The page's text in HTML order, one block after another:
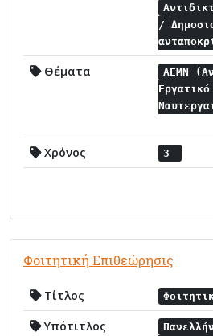
/
Θέματα
ΑΕΜΝ
Χρόνος 3
Φοιτητική Επιθεώρησις
Τίτλος
Υπότιτλος